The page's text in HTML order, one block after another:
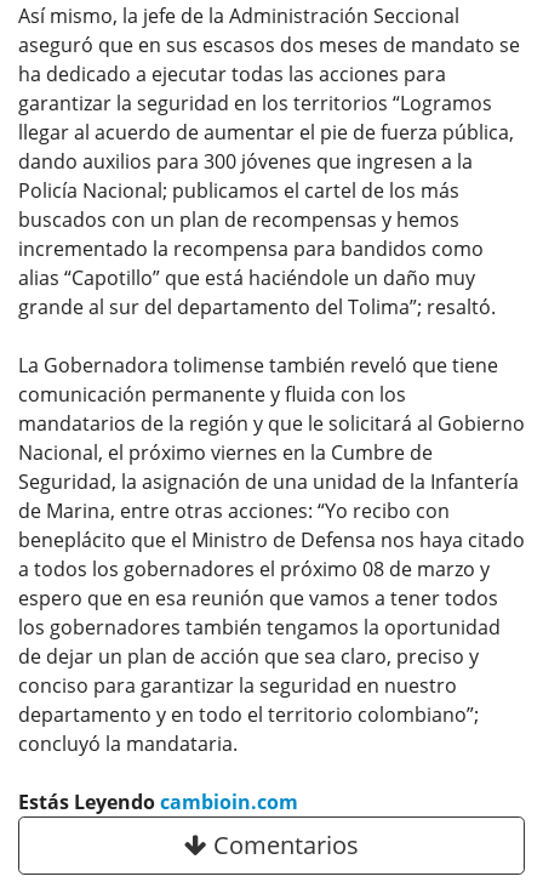
Así mismo, la jefe de la Administración Seccional
aseguró que en sus escasos dos meses de mandato se
ha dedicado a ejecutar todas las acciones para
garantizar la seguridad en los territorios “Logramos
llegar al acuerdo de aumentar el pie de fuerza pública,
dando auxilios para 300 jóvenes que ingresen a la
Policía Nacional; publicamos el cartel de los más
buscados con un plan de recompensas y hemos
incrementado la recompensa para bandidos como
alias “Capotillo” que está haciéndole un daño muy
grande al sur del departamento del Tolima”; resaltó.
La Gobernadora tolimense también reveló que tiene
comunicación permanente y fluida con los
mandatarios de la región y que le solicitará al Gobierno
Nacional, el próximo viernes en la Cumbre de
Seguridad, la asignación de una unidad de la Infantería
de Marina, entre otras acciones: “Yo recibo con
beneplácito que el Ministro de Defensa nos haya citado
a todos los gobernadores el próximo 08 de marzo y
espero que en esa reunión que vamos a tener todos
los gobernadores también tengamos la oportunidad
de dejar un plan de acción que sea claro, preciso y
conciso para garantizar la seguridad en nuestro
departamento y en todo el territorio colombiano”;
concluyó la mandataria.
Estás Leyendocambioin.com
Comentarios